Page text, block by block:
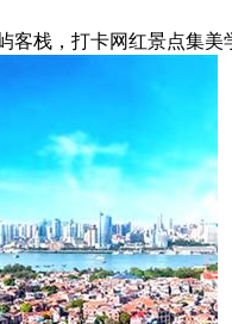
客栈，打卡网红景点集美